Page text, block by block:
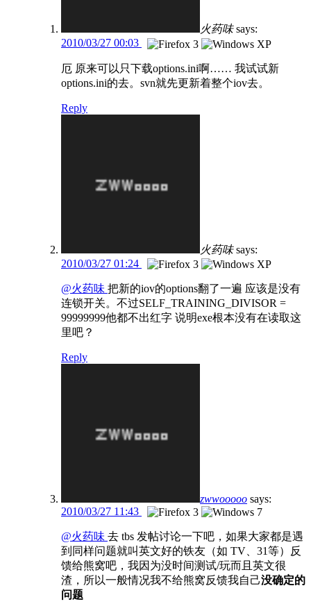
火药味 says:
2010/03/27 00:03
厄 原来可以只下载options.ini啊…… 我试试新
options.ini的去。svn就先更新着整个iov去。
Reply
火药味 says:
2010/03/27 01:24
@火药味 把新的iov的options翻了一遍 应该是没有
连锁开关。不过SELF_TRAINING_DIVISOR =
99999999他都不出红字 说明exe根本没有在读取这
里吧？
Reply
zwwooooo says:
2010/03/27 11:43
@火药味 去 tbs 发帖讨论一下吧，如果大家都是遇
到同样问题就叫英文好的铁友（如 TV、31等）反
馈给熊窝吧，我因为没时间测试/玩而且英文很
渣，所以一般情况我不给熊窝反馈我自己没确定的
问题